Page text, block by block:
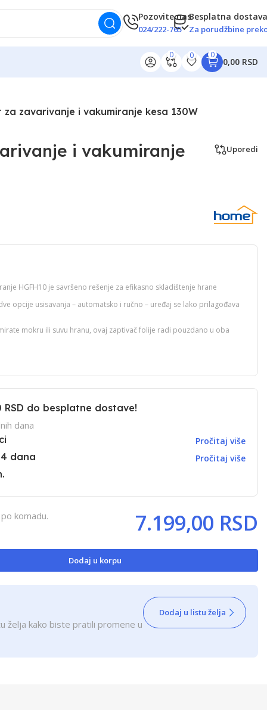
Pozovite nas
024/222-765
Besplatna
Za porudžbine
0 0 0
0,00 RSD
zavarivanje i vakumiranje kesa 130W
i vakumiranje Uporedi
HGFH10 je savršeno rešenje za efikasno skladištenje hrane
opcije usisavanja – automatsko i ručno – uređaj se lako prilagođava
mokru ili suvu hranu, ovaj zaptivač folije radi pouzdano u oba
do besplatne dostave!
dana
Pročitaj više
dana Pročitaj više
komadu. 7.199,00 RSD
Dodaj u korpu
želja kako biste pratili promene u
Dodaj u listu želja